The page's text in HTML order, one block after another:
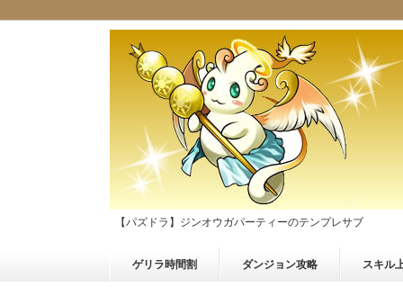
【パズドラ】ジンオウガパーティーのテンプレサブ
ゲリラ時間割 ダンジョン攻略 スキル